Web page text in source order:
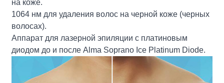
на коже.
1064 нм для удаления волос на черной коже (черных
волосах).
Аппарат для лазерной эпиляции с платиновым
диодом до и после Alma Soprano Ice Platinum Diode.